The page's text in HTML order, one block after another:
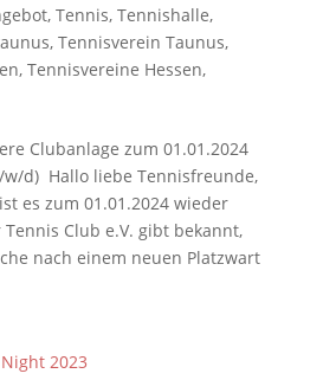
, Tennis, Tennishalle,
, Tennisverein Taunus,
, Tennisvereine Hessen,
Clubanlage zum 01.01.2024
d) Hallo liebe Tennisfreunde,
es zum 01.01.2024 wieder
Club e.V. gibt bekannt,
nach einem neuen Platzwart